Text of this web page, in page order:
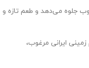
جلوه می‌دهد و طعم تازه و
زمینی ایرانی مرغوب،